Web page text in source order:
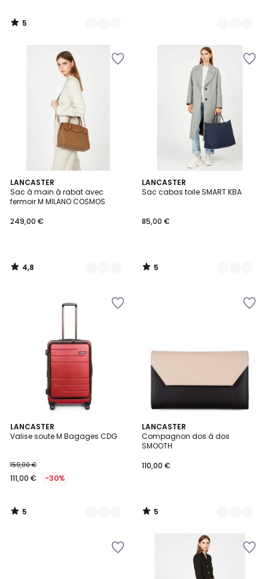
5
/
LANCASTER
Sac à main à rabat avec
fermoir M MILANO COSMOS
249,00 €
4,8
/ 5
9
Couleurs
4,8
/
LANCASTER
Sac cabas toile SMART KBA
85,00 €
5
/
10
Couleurs
5
/
LANCASTER
Valise soute M Bagages CDG
159,00 €
111,00 € -30%
5
/
6
Couleurs
5
/
LANCASTER
Compagnon dos à dos
SMOOTH
110,00 €
5
/
5
4
Couleurs
5
/